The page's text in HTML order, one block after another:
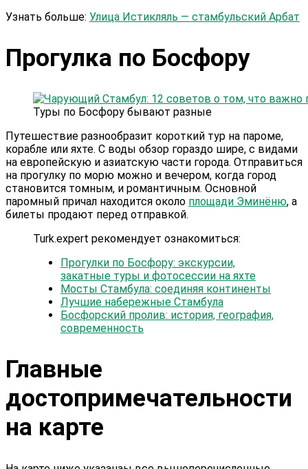
Узнать больше: Улица Истикляль — стамбульский Арбат
Прогулка по Босфору
Туры по Босфору бывают разные
Путешествие разнообразит короткий тур на пароме,
корабле или яхте. С воды обзор гораздо шире, с видами
на европейскую и азиатскую части города. Отправиться
на прогулку по морю можно и вечером, когда город
становится томным, и романтичным. Основной
паромный причал находится около площади Эминёню, а
билеты продают перед отправкой.
Turk.expert рекомендует ознакомиться:
Прогулки по Босфору: экскурсии,
закатные туры и фотосессии на яхте
Мосты Стамбула: соединяя континенты
Лучшие набережные Стамбула
Босфорский пролив: история, география,
современность
Главные
достопримечательности
на карте